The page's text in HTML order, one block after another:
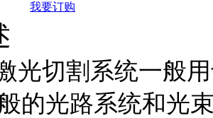
我要订购
切割系统一般用
的光路系统和光